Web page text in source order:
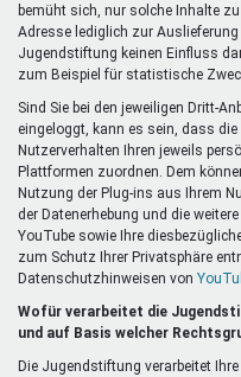
bemüht sich, nur solche Inhalte
Adresse lediglich zur
Jugendstiftung keinen Einfluss
zum Beispiel für statistische
Sind Sie bei den jeweiligen Dritt-
eingeloggt, kann es sein, dass
Nutzerverhalten Ihren jeweils
Plattformen zuordnen. Dem
Nutzung der Plug-ins aus Ihrem
der Datenerhebung und die
YouTube sowie Ihre
zum Schutz Ihrer Privatsphäre
Datenschutzhinweisen von
Wofür verarbeitet die
und auf Basis welcher
Die Jugendstiftung verarbeitet